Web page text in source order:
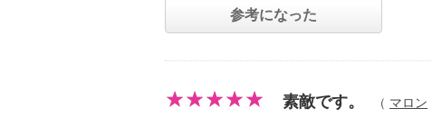
参考になった
素敵です。 （ マロン